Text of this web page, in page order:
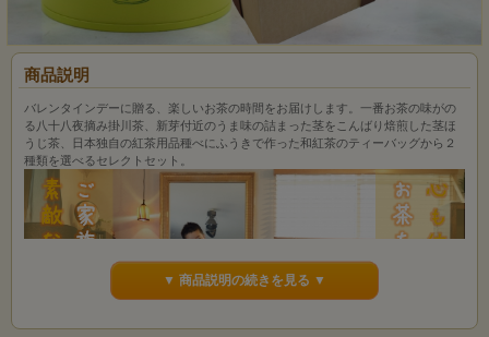
商品説明
バレンタインデーに贈る、楽しいお茶の時間をお届けします。一番お茶の味がの
る八十八夜摘み掛川茶、新芽付近のうま味の詰まった茎をこんばり焙煎した茎ほ
うじ茶、日本独自の紅茶用品種べにふうきで作った和紅茶のティーバッグから２
種類を選べるセレクトセット。
▼ 商品説明の続きを見る ▼